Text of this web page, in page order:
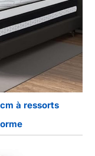
à ressorts